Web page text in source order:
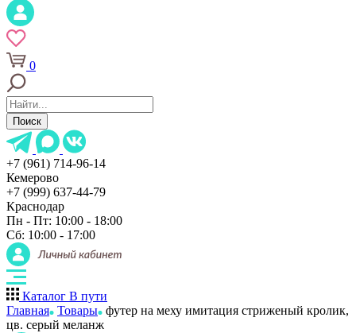
0
Поиск
+7 (961) 714-96-14
Кемерово
+7 (999) 637-44-79
Краснодар
Пн - Пт: 10:00 - 18:00
Сб: 10:00 - 17:00
Каталог В пути
Главная Товары футер на меху имитация стриженый кролик,
цв. серый меланж